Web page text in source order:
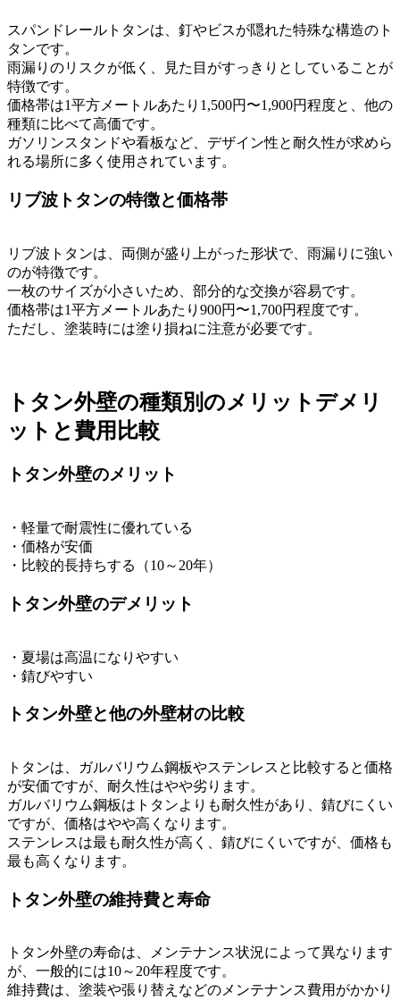
スパンドレールトタンは、釘やビスが隠れた特殊な構造のト
タンです。
雨漏りのリスクが低く、見た目がすっきりとしていることが
特徴です。
価格帯は1平方メートルあたり1,500円〜1,900円程度と、他の
種類に比べて高価です。
ガソリンスタンドや看板など、デザイン性と耐久性が求めら
れる場所に多く使用されています。
リブ波トタンの特徴と価格帯
リブ波トタンは、両側が盛り上がった形状で、雨漏りに強い
のが特徴です。
一枚のサイズが小さいため、部分的な交換が容易です。
価格帯は1平方メートルあたり900円〜1,700円程度です。
ただし、塗装時には塗り損ねに注意が必要です。
トタン外壁の種類別のメリットデメリ
ットと費用比較
トタン外壁のメリット
・軽量で耐震性に優れている
・価格が安価
・比較的長持ちする（10～20年）
トタン外壁のデメリット
・夏場は高温になりやすい
・錆びやすい
トタン外壁と他の外壁材の比較
トタンは、ガルバリウム鋼板やステンレスと比較すると価格
が安価ですが、耐久性はやや劣ります。
ガルバリウム鋼板はトタンよりも耐久性があり、錆びにくい
ですが、価格はやや高くなります。
ステンレスは最も耐久性が高く、錆びにくいですが、価格も
最も高くなります。
トタン外壁の維持費と寿命
トタン外壁の寿命は、メンテナンス状況によって異なります
が、一般的には10～20年程度です。
維持費は、塗装や張り替えなどのメンテナンス費用がかかり